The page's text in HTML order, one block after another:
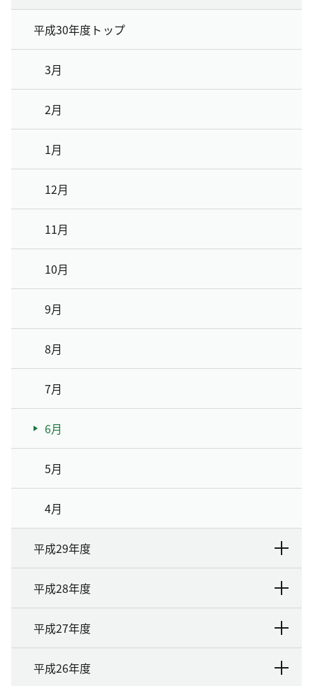
平成30年度トップ
3月
2月
1月
12月
11月
10月
9月
8月
7月
6月
5月
4月
平成29年度
平成28年度
平成27年度
平成26年度